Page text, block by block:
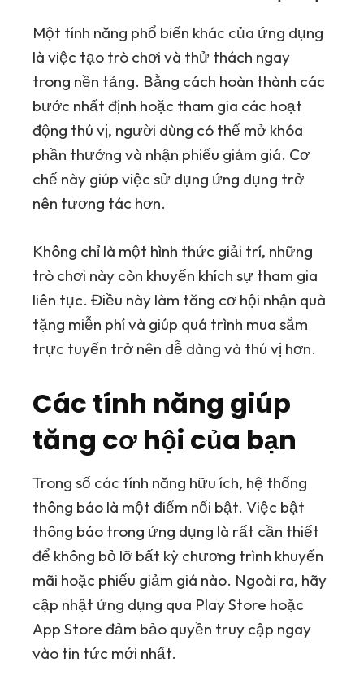
Một tính năng phổ biến khác của ứng dụng
là việc tạo trò chơi và thử thách ngay
trong nền tảng. Bằng cách hoàn thành các
bước nhất định hoặc tham gia các hoạt
động thú vị, người dùng có thể mở khóa
phần thưởng và nhận phiếu giảm giá. Cơ
chế này giúp việc sử dụng ứng dụng trở
nên tương tác hơn.
Không chỉ là một hình thức giải trí, những
trò chơi này còn khuyến khích sự tham gia
liên tục. Điều này làm tăng cơ hội nhận quà
tặng miễn phí và giúp quá trình mua sắm
trực tuyến trở nên dễ dàng và thú vị hơn.
Các tính năng giúp
tăng cơ hội của bạn
Trong số các tính năng hữu ích, hệ thống
thông báo là một điểm nổi bật. Việc bật
thông báo trong ứng dụng là rất cần thiết
để không bỏ lỡ bất kỳ chương trình khuyến
mãi hoặc phiếu giảm giá nào. Ngoài ra, hãy
cập nhật ứng dụng qua Play Store hoặc
App Store đảm bảo quyền truy cập ngay
vào tin tức mới nhất.